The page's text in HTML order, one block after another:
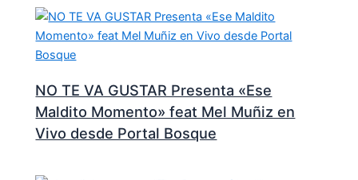
NO TE VA GUSTAR Presenta «Ese
Maldito Momento» feat Mel Muñiz en
Vivo desde Portal Bosque